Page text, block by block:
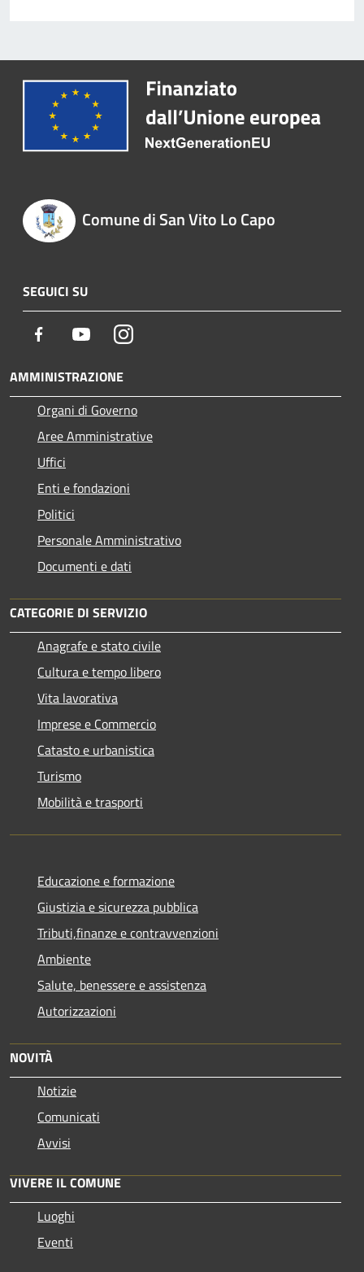
Comune di San Vito Lo Capo
SEGUICI SU
Facebook YoutubeInstagram
AMMINISTRAZIONE
Organi di Governo
Aree Amministrative
Uffici
Enti e fondazioni
Politici
Personale Amministrativo
Documenti e dati
CATEGORIE DI SERVIZIO
Anagrafe e stato civile
Cultura e tempo libero
Vita lavorativa
Imprese e Commercio
Catasto e urbanistica
Turismo
Mobilità e trasporti
Educazione e formazione
Giustizia e sicurezza pubblica
Tributi,finanze e contravvenzioni
Ambiente
Salute, benessere e assistenza
Autorizzazioni
NOVITÀ
Notizie
Comunicati
Avvisi
VIVERE IL COMUNE
Luoghi
Eventi